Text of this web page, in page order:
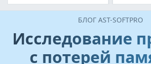
БЛОГ AST-SOFTPRO
Исследование
с потерей